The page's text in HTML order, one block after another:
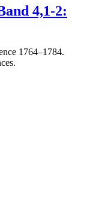
4,1-2:
1764–1784.